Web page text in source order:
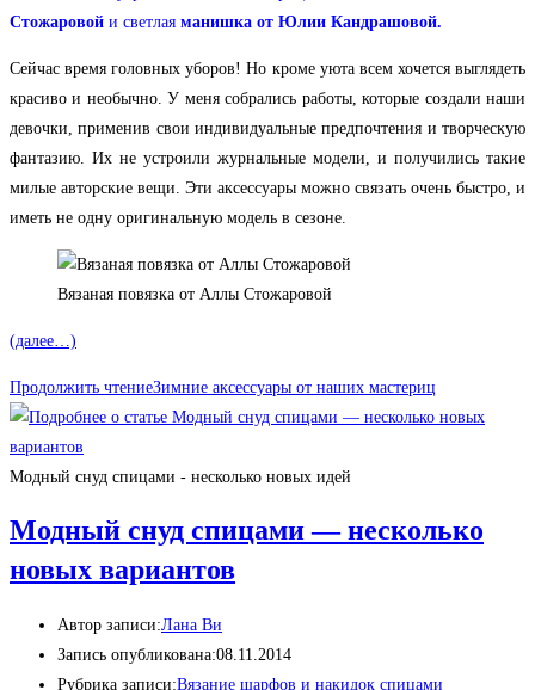
Стожаровой и светлая манишка от Юлии Кандрашовой.
Сейчас время головных уборов! Но кроме уюта всем хочется выглядеть
красиво и необычно. У меня собрались работы, которые создали наши
девочки, применив свои индивидуальные предпочтения и творческую
фантазию. Их не устроили журнальные модели, и получились такие
милые авторские вещи. Эти аксессуары можно связать очень быстро, и
иметь не одну оригинальную модель в сезоне.
Вязаная повязка от Аллы Стожаровой
(далее…)
Продолжить чтениеЗимние аксессуары от наших мастериц
Модный снуд спицами - несколько новых идей
Модный снуд спицами — несколько
новых вариантов
Автор записи:Лана Ви
Запись опубликована:08.11.2014
Рубрика записи:Вязание шарфов и накидок спицами